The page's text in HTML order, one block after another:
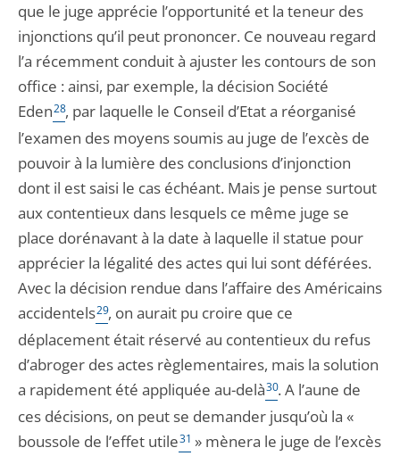
que le juge apprécie l’opportunité et la teneur des
injonctions qu’il peut prononcer. Ce nouveau regard
l’a récemment conduit à ajuster les contours de son
office : ainsi, par exemple, la décision Société
Eden28, par laquelle le Conseil d’Etat a réorganisé
l’examen des moyens soumis au juge de l’excès de
pouvoir à la lumière des conclusions d’injonction
dont il est saisi le cas échéant. Mais je pense surtout
aux contentieux dans lesquels ce même juge se
place dorénavant à la date à laquelle il statue pour
apprécier la légalité des actes qui lui sont déférées.
Avec la décision rendue dans l’affaire des Américains
accidentels29, on aurait pu croire que ce
déplacement était réservé au contentieux du refus
d’abroger des actes règlementaires, mais la solution
a rapidement été appliquée au-delà30. A l’aune de
ces décisions, on peut se demander jusqu’où la «
boussole de l’effet utile31 » mènera le juge de l’excès